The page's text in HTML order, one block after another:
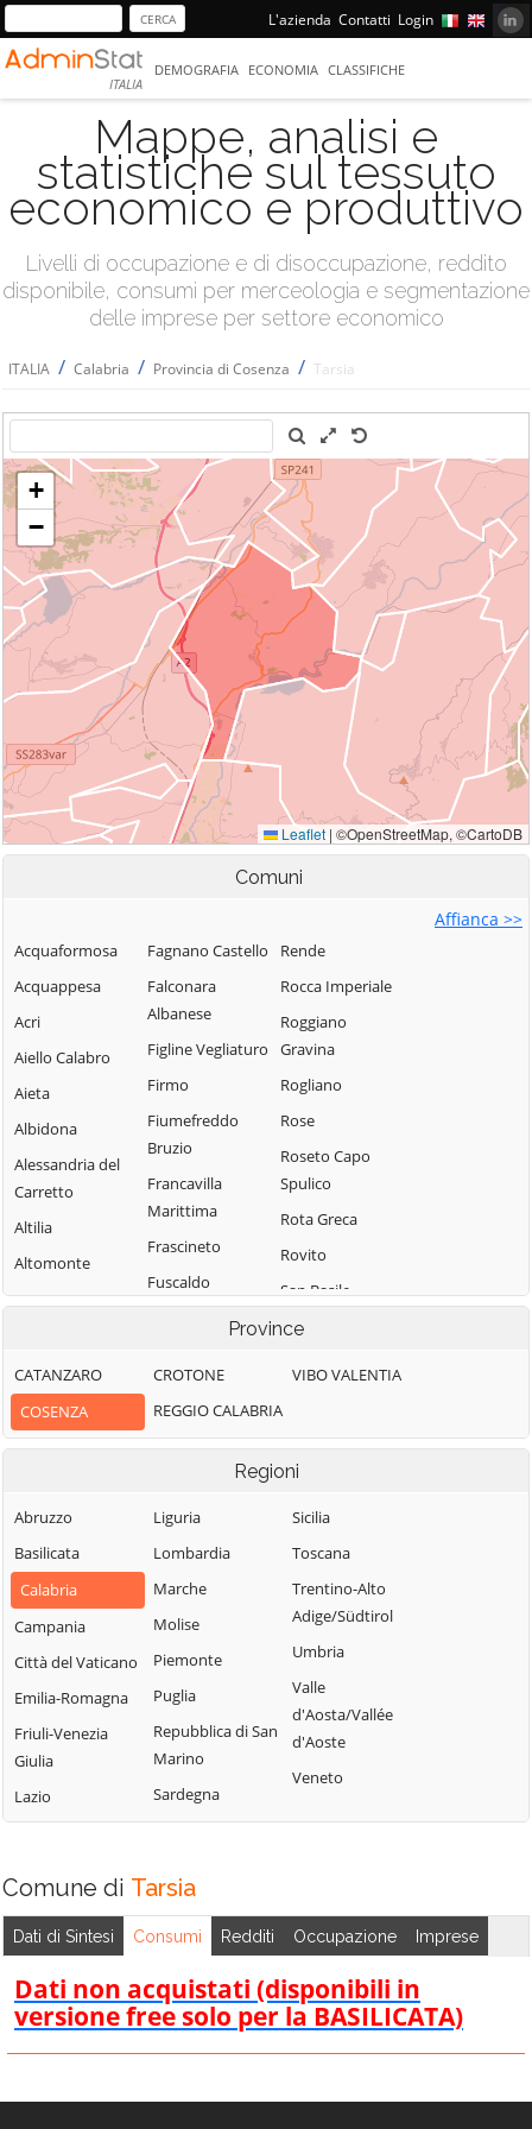
L'azienda Contatti Login
ITALIA
DEMOGRAFIA ECONOMIA CLASSIFICHE
Mappe, analisi e
statistiche sul tessuto
economico e produttivo
Livelli di occupazione e di disoccupazione, reddito
disponibile, consumi per merceologia e segmentazione
delle imprese per settore economico
ITALIA / Calabria / Provincia di Cosenza / Tarsia
Comuni
Affianca >>
Acquaformosa
Acquappesa
Acri
Aiello Calabro
Aieta
Albidona
Alessandria del
Carretto
Altilia
Altomonte
Amantea
Aprigliano
Belmonte
Calabro
Bianchi
Bisignano
Bocchigliero
Bonifati
Buonvicino
Calopezzati
Cariati
Carolei
Carpanzano
Casali del Manco
Cassano all'Ionio
Fagnano Castello
Falconara
Albanese
Figline Vegliaturo
Firmo
Fiumefreddo
Bruzio
Francavilla
Marittima
Frascineto
Fuscaldo
Piemontese
Lago
Laino Castello
Lappano
Lattarico
Longobardi
Longobucco
Lungro
Luzzi
Mandatoriccio
Mangone
Marchesato
Marano
Rende
Rocca Imperiale
Roggiano
Gravina
Rogliano
Rose
Roseto Capo
Spulico
Rota Greca
Rovito
San Basile
San Benedetto
Albanese
San Demetrio
Corone
San Donato di
San Giorgio
Albanese
San Giovanni in
Fiore
San Lorenzo
Vallo
Argentano
Finita
San Nicola Arcella
Province
CATANZARO
COSENZA
CROTONE
REGGIO CALABRIA
VIBO VALENTIA
Regioni
Abruzzo
Basilicata
Calabria
Campania
Città del Vaticano
Emilia-Romagna
Friuli-Venezia
Giulia
Lazio
Liguria
Lombardia
Marche
Molise
Piemonte
Puglia
Repubblica di San
Marino
Sardegna
Sicilia
Toscana
Trentino-Alto
Adige/Südtirol
Umbria
Valle
d'Aosta/Vallée
d'Aoste
Veneto
Comune di Tarsia
Dati di Sintesi Consumi Redditi Occupazione Imprese
Dati non acquistati (disponibili in
versione free solo per la BASILICATA)